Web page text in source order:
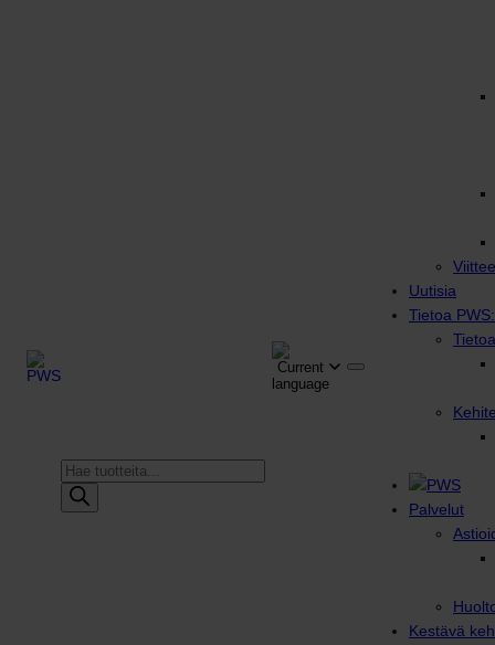
Products
search
Uutisia
Tietoa
Palvelut
Kestävä